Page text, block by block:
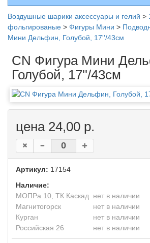
Воздушные шарики аксессуары и гелий >
фольгированые > Фигуры Мини >
Мини Дельфин, Голубой, 17''/43см
CN Фигура Мини
Голубой, 17''/43см
цена 24,00 р.
Артикул: 17154
Наличие:
МОПРа 10, ТК Каскад
нет в наличии
Магнитогорск
нет в наличии
Курган
нет в наличии
Российская 26
нет в наличии